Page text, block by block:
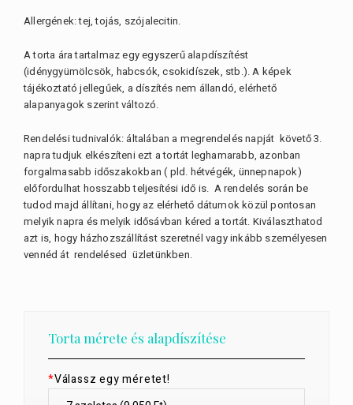
Allergének: tej, tojás, szójalecitin.
A torta ára tartalmaz egy egyszerű alapdíszítést
(idénygyümölcsök, habcsók, csokidíszek, stb.). A képek
tájékoztató jellegűek, a díszítés nem állandó, elérhető
alapanyagok szerint változó.
Rendelési tudnivalók: általában a megrendelés napját követő 3.
napra tudjuk elkészíteni ezt a tortát leghamarabb, azonban
forgalmasabb időszakokban ( pld. hétvégék, ünnepnapok)
előfordulhat hosszabb teljesítési idő is. A rendelés során be
tudod majd állítani, hogy az elérhető dátumok közül pontosan
melyik napra és melyik idősávban kéred a tortát. Kiválaszthatod
azt is, hogy házhozszállítást szeretnél vagy inkább személyesen
vennéd át rendelésed üzletünkben.
Torta mérete és alapdíszítése
*Válassz egy méretet!